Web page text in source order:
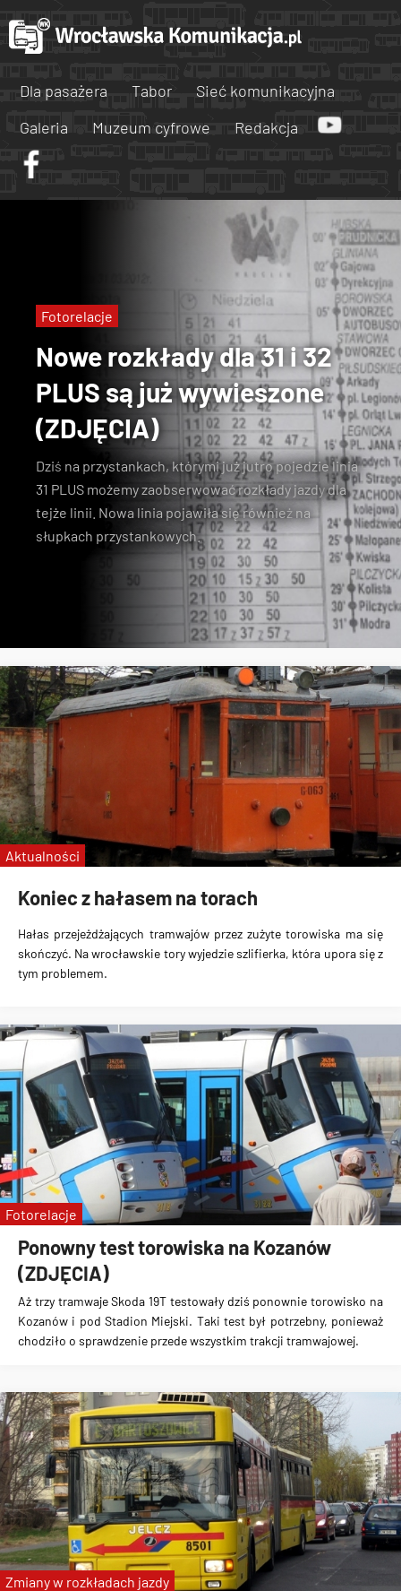
Dla pasażera Tabor
Sieć komunikacyjna
Galeria
Muzeum cyfrowe Redakcja
Nowe rozkłady dla 31 i 32
PLUS są już wywieszone
(ZDJĘCIA)
Dziś na przystankach, którymi już jutro pojedzie linia
31 PLUS możemy zaobserwować rozkłady jazdydla
tejże linii. Nowa linia pojawiła się również na
słupkach przystankowych.
Fotorelacje
Koniec z hałasem na torach
Hałas przejeżdżających tramwajów przezzużyte torowiska ma się
skończyć. Na wrocławskie torywyjedzie szlifierka, która upora się z
tym problemem.
Aktualności
Ponowny test torowiska na Kozanów
(ZDJĘCIA)
Aż trzy tramwaje Skoda 19T testowały dziś ponownie torowisko na
Kozanów i pod Stadion Miejski. Taki test był potrzebny, ponieważ
chodziło o sprawdzenie przede wszystkim trakcji tramwajowej.
Fotorelacje
Zmiany w rozkładach jazdy